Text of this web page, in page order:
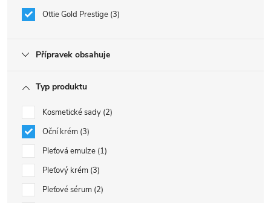
Ottie Gold Prestige 3
Přípravek obsahuje
Typ produktu
Kosmetické sady 2
Oční krém 3
Pleťová emulze 1
Pleťový krém 3
Pleťové sérum 2